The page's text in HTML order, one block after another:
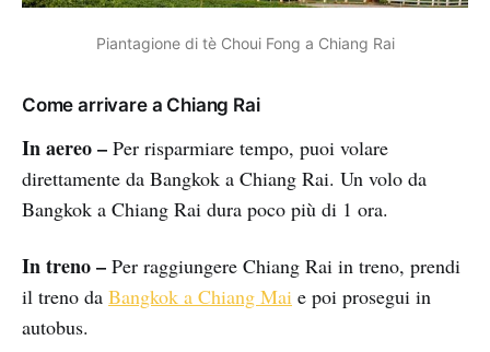
Piantagione di tè Choui Fong a Chiang Rai
Come arrivare a Chiang Rai
In aereo – Per risparmiare tempo, puoi volare
direttamente da Bangkok a Chiang Rai. Un volo da
Bangkok a Chiang Rai dura poco più di 1 ora.
In treno – Per raggiungere Chiang Rai in treno, prendi
il treno da Bangkok a Chiang Mai e poi prosegui in
autobus.